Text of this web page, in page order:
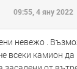
09:55, 4 яну 2022
невежо .
всеки камион да